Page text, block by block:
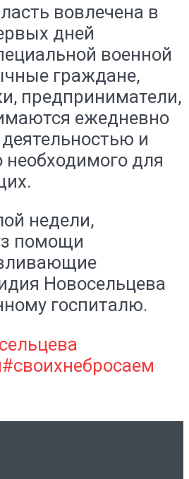
вовлечена в
дней
военной
граждане,
предприниматели,
ежедневно
и
необходимого для
недели,
помощи
Новосельцева
госпиталю.